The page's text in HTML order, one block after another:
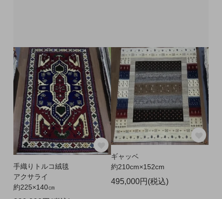
手織りトルコ絨毯
アクサライ
約225×140㎝
ギャッベ
約210cm×152cm
495,000円(税込)